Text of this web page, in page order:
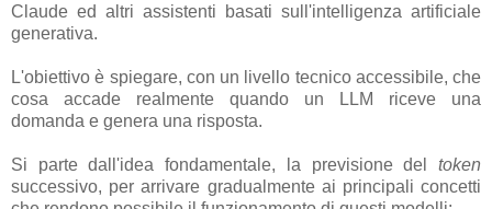
Claude ed altri assistenti basati sull'intelligenza artificiale
generativa.
L'obiettivo è spiegare, con un livello tecnico accessibile, che
cosa accade realmente quando un LLM riceve una
domanda e genera una risposta.
Si parte dall'idea fondamentale, la previsione del token
successivo, per arrivare gradualmente ai principali concetti